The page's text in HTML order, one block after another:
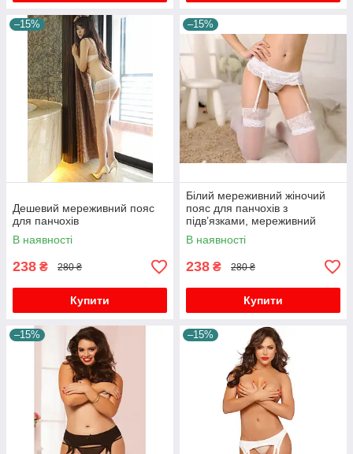
–15%
Дешевий мереживний пояс
для панчохів
В наявності
238 ₴ 280 ₴
Купити
–15%
Білий мереживний жіночий
пояс для панчохів з
підв’язками, мереживний
пояс для панчохи білого
кольору
В наявності
238 ₴ 280 ₴
Купити
–15% –15%